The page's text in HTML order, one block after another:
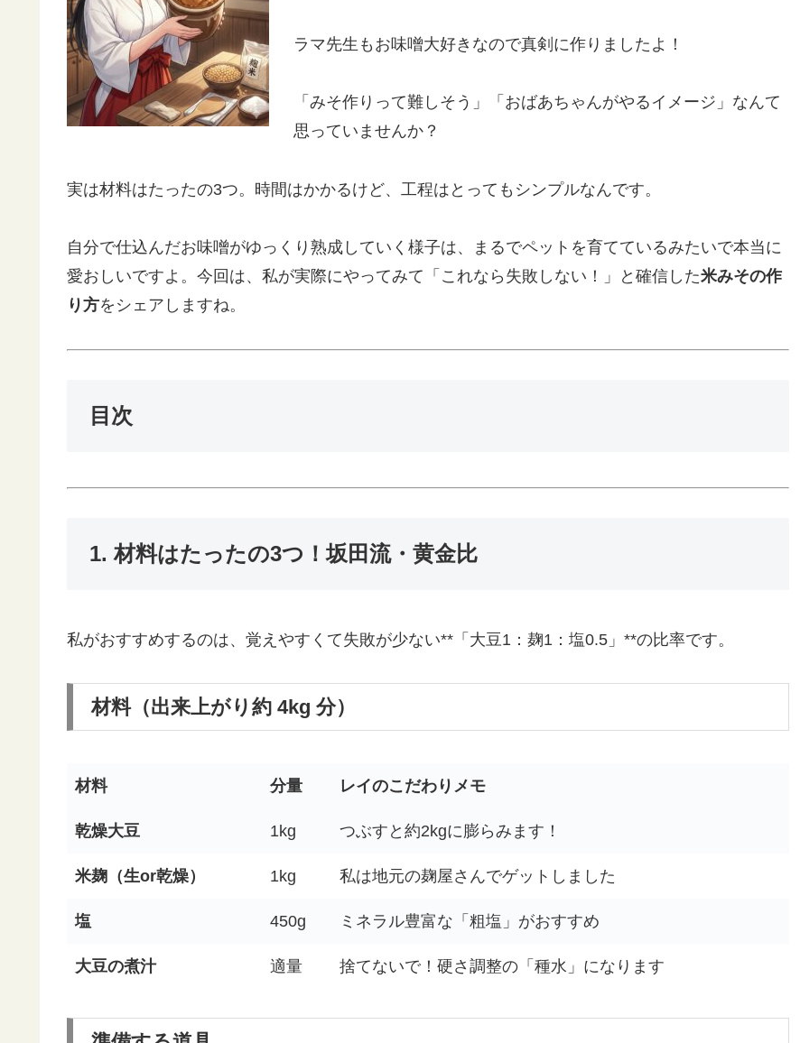
ラマ先生もお味噌大好きなので真剣に作りましたよ！
「みそ作りって難しそう」「おばあちゃんがやるイメージ」なんて
思っていませんか？
実は材料はたったの3つ。時間はかかるけど、工程はとってもシンプルなんです。
自分で仕込んだお味噌がゆっくり熟成していく様子は、まるでペットを育てているみたいで本当に
愛おしいですよ。今回は、私が実際にやってみて「これなら失敗しない！」と確信した米みその作
り方をシェアしますね。
目次
1. 材料はたったの3つ！坂田流・黄金比
私がおすすめするのは、覚えやすくて失敗が少ない**「大豆1：麹1：塩0.5」**の比率です。
材料（出来上がり約 4kg 分）
材料 分量 レイのこだわりメモ
乾燥大豆 1kg つぶすと約2kgに膨らみます！
米麹（生or乾燥） 1kg 私は地元の麹屋さんでゲットしました
塩 450g ミネラル豊富な「粗塩」がおすすめ
大豆の煮汁 適量 捨てないで！硬さ調整の「種水」になります